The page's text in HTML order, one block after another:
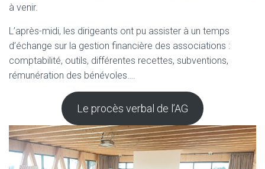
à venir.
L’après-midi, les dirigeants ont pu assister à un temps
d’échange sur la gestion financière des associations :
comptabilité, outils, différentes recettes, subventions,
rémunération des bénévoles….
Le procès verbal de l’AG